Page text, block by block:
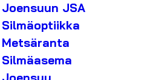
Joensuun JSA
Silmäoptiikka
Metsäranta
Silmäasema